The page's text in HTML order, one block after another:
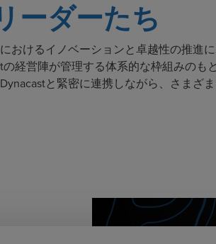
ーダーたち
おけるイノベーションと卓越性の推進
経営陣が管理する体系的な枠組みの
と緊密に連携しながら、さまざ